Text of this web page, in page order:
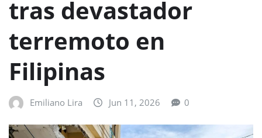
tras devastador
terremoto en
Filipinas
Emiliano Lira Jun 11, 2026 0